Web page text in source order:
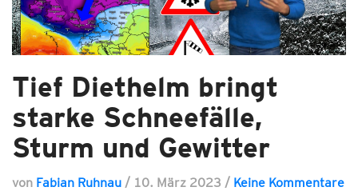
Tief Diethelm bringt
starke Schneefälle,
Sturm und Gewitter
von Fabian Ruhnau / 10. März 2023 / Keine Kommentare